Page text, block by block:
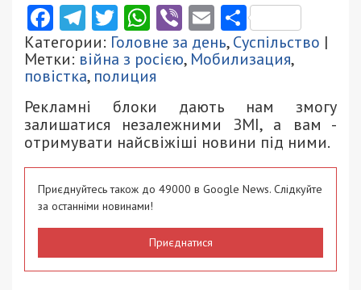
Facebook
Telegram
Twitter
WhatsApp
ViberEmail
Категории: Головне за день,Суспільство |
Метки: війна з росією, Мобилизация,
повістка, полиция
Рекламні блоки дають нам змогу
залишатися незалежними ЗМІ, а вам -
отримувати найсвіжіші новини під ними.
Приєднуйтесь також до 49000 в Google News. Слідкуйте
за останніми новинами!
Приєднатися